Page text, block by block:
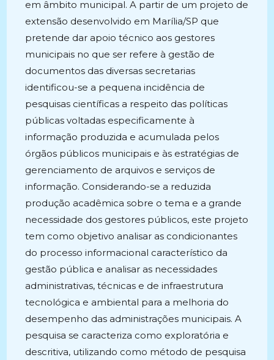
em âmbito municipal. A partir de um projeto de
extensão desenvolvido em Marília/SP que
pretende dar apoio técnico aos gestores
municipais no que ser refere à gestão de
documentos das diversas secretarias
identificou-se a pequena incidência de
pesquisas científicas a respeito das políticas
públicas voltadas especificamente à
informação produzida e acumulada pelos
órgãos públicos municipais e às estratégias de
gerenciamento de arquivos e serviços de
informação. Considerando-se a reduzida
produção acadêmica sobre o tema e a grande
necessidade dos gestores públicos, este projeto
tem como objetivo analisar as condicionantes
do processo informacional característico da
gestão pública e analisar as necessidades
administrativas, técnicas e de infraestrutura
tecnológica e ambiental para a melhoria do
desempenho das administrações municipais. A
pesquisa se caracteriza como exploratória e
descritiva, utilizando como método de pesquisa